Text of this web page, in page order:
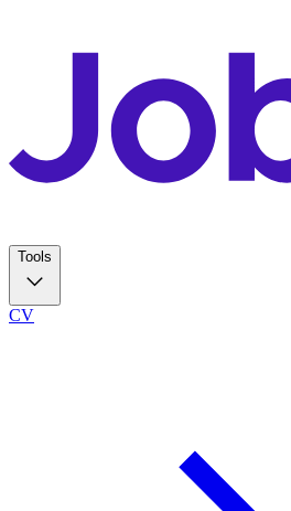
Tools
CV